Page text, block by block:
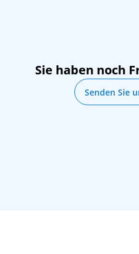
Sie haben noch
Senden Sie